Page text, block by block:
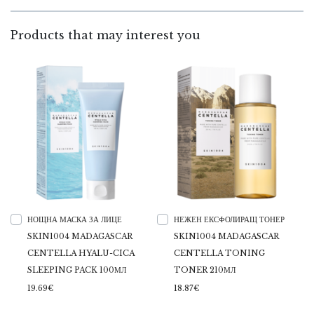
Products that may interest you
НОЩНА МАСКА ЗА ЛИЦЕ
SKIN1004 MADAGASCAR
CENTELLA HYALU-CICA
SLEEPING PACK 100МЛ
19.69€
НЕЖЕН ЕКСФОЛИРАЩ ТОНЕР
SKIN1004 MADAGASCAR
CENTELLA TONING
TONER 210МЛ
18.87€